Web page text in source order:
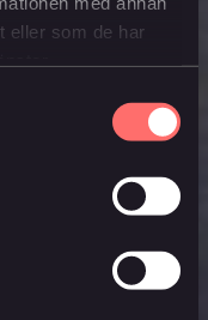
eller som de har